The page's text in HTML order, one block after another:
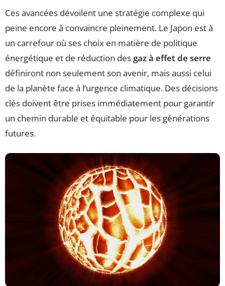
Ces avancées dévoilent une stratégie complexe qui
peine encore à convaincre pleinement. Le Japon est à
un carrefour où ses choix en matière de politique
énergétique et de réduction des gaz à effet de serre
définiront non seulement son avenir, mais aussi celui
de la planète face à l’urgence climatique. Des décisions
clés doivent être prises immédiatement pour garantir
un chemin durable et équitable pour les générations
futures.